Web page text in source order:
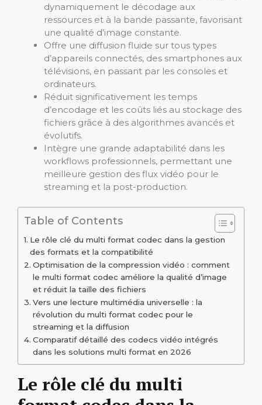
dynamiquement le décodage aux
ressources et à la bande passante, favorisant
une qualité d’image constante.
Offre une diffusion fluide sur tous types
d’appareils connectés, des smartphones aux
télévisions, en passant par les consoles et
ordinateurs.
Réduit significativement les temps
d’encodage et les coûts liés au stockage des
fichiers grâce à des algorithmes avancés et
évolutifs.
Intègre une grande adaptabilité dans les
workflows professionnels, permettant une
meilleure gestion des flux vidéo pour le
streaming et la post-production.
Table of Contents
Le rôle clé du multi format codec dans la gestion
des formats et la compatibilité
Optimisation de la compression vidéo : comment
le multi format codec améliore la qualité d’image
et réduit la taille des fichiers
Vers une lecture multimédia universelle : la
révolution du multi format codec pour le
streaming et la diffusion
Comparatif détaillé des codecs vidéo intégrés
dans les solutions multi format en 2026
Le rôle clé du multi